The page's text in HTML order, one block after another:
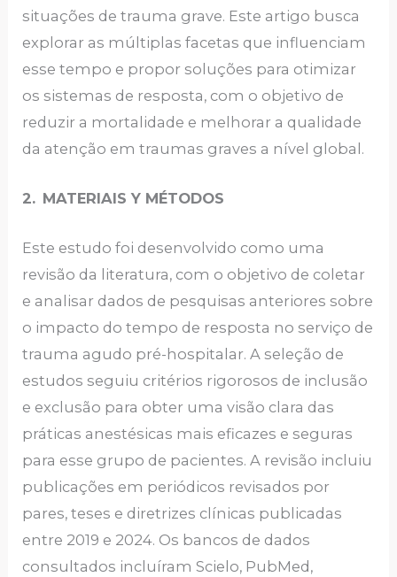
situações de trauma grave. Este artigo busca
explorar as múltiplas facetas que influenciam
esse tempo e propor soluções para otimizar
os sistemas de resposta, com o objetivo de
reduzir a mortalidade e melhorar a qualidade
da atenção em traumas graves a nível global.
2. MATERIAIS Y MÉTODOS
Este estudo foi desenvolvido como uma
revisão da literatura, com o objetivo de coletar
e analisar dados de pesquisas anteriores sobre
o impacto do tempo de resposta no serviço de
trauma agudo pré-hospitalar. A seleção de
estudos seguiu critérios rigorosos de inclusão
e exclusão para obter uma visão clara das
práticas anestésicas mais eficazes e seguras
para esse grupo de pacientes. A revisão incluiu
publicações em periódicos revisados por
pares, teses e diretrizes clínicas publicadas
entre 2019 e 2024. Os bancos de dados
consultados incluíram Scielo, PubMed,